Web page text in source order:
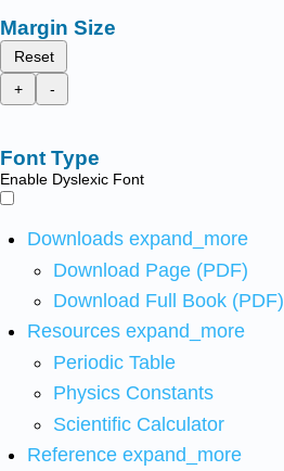
Margin Size
Reset
+
-
Font Type
Enable Dyslexic Font
Downloads expand_more
Download Page (PDF)
Download Full Book (PDF)
Resources expand_more
Periodic Table
Physics Constants
Scientific Calculator
Reference expand_more